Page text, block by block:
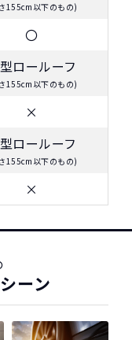
心配をする必要
で買ったのに、転
予想しない出来
とができるの
155cm以下のもの)
〇
ロールーフ
155cm以下のもの)
×
ロールーフ
155cm以下のもの)
×
ーン